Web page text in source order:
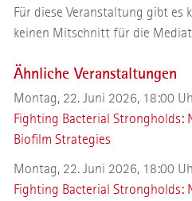
Für diese Veranstaltung gibt es
keinen Mitschnitt für die
Ähnliche Veranstaltungen
Montag, 22. Juni 2026, 18:00
Fighting Bacterial Strongholds:
Biofilm Strategies
Montag, 22. Juni 2026, 18:00
Fighting Bacterial Strongholds: